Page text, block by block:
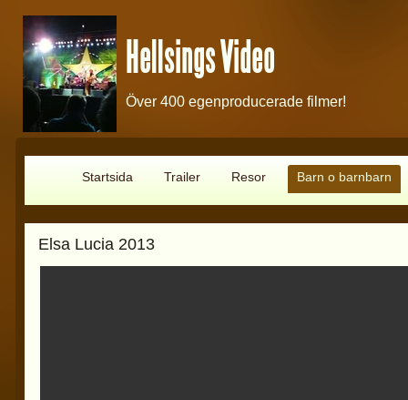
Hellsings Video
Över 400 egenproducerade filmer!
Startsida Trailer Resor Barn o barnbarn
Elsa Lucia 2013